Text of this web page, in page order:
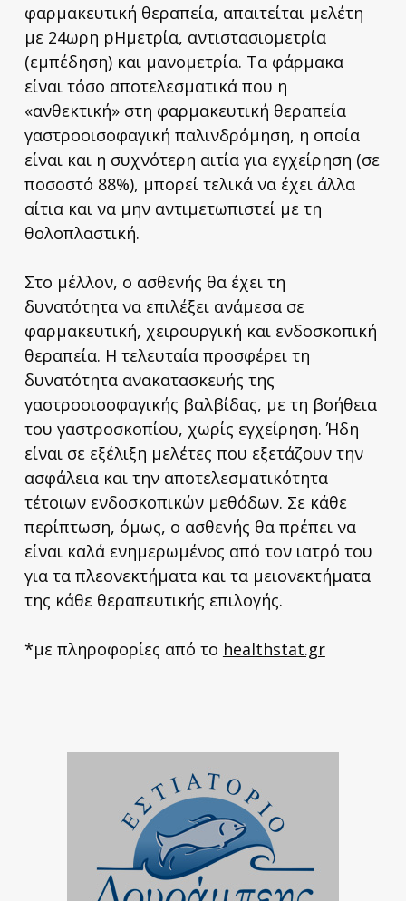
φαρμακευτική θεραπεία, απαιτείται μελέτη
με 24ωρη pHμετρία, αντιστασιομετρία
(εμπέδηση) και μανομετρία. Τα φάρμακα
είναι τόσο αποτελεσματικά που η
«ανθεκτική» στη φαρμακευτική θεραπεία
γαστροοισοφαγική παλινδρόμηση, η οποία
είναι και η συχνότερη αιτία για εγχείρηση (σε
ποσοστό 88%), μπορεί τελικά να έχει άλλα
αίτια και να μην αντιμετωπιστεί με τη
θολοπλαστική.
Στο μέλλον, ο ασθενής θα έχει τη
δυνατότητα να επιλέξει ανάμεσα σε
φαρμακευτική, χειρουργική και ενδοσκοπική
θεραπεία. Η τελευταία προσφέρει τη
δυνατότητα ανακατασκευής της
γαστροοισοφαγικής βαλβίδας, με τη βοήθεια
του γαστροσκοπίου, χωρίς εγχείρηση. Ήδη
είναι σε εξέλιξη μελέτες που εξετάζουν την
ασφάλεια και την αποτελεσματικότητα
τέτοιων ενδοσκοπικών μεθόδων. Σε κάθε
περίπτωση, όμως, ο ασθενής θα πρέπει να
είναι καλά ενημερωμένος από τον ιατρό του
για τα πλεονεκτήματα και τα μειονεκτήματα
της κάθε θεραπευτικής επιλογής.
*με πληροφορίες από το healthstat.gr